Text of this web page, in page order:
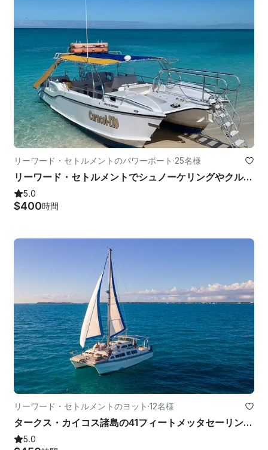
リーワード・セトルメントのパワーボート ·25名様
リーワード・セトルメントでシュノーケリングやクルーズを楽しみましょう
5.0
$400時間
リーワード・セトルメントのヨット ·12名様
タークス・カイコス諸島の41フィートメッタセーリングカタマラン
5.0